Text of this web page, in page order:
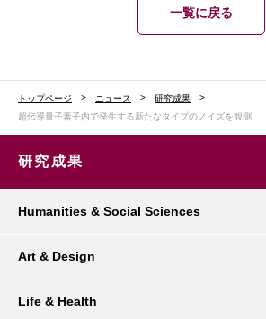
一覧に戻る
トップページ ニュース
研究成果
超伝導量子素子内で発生する新たなタイプのノイズを観測
研究成果
Humanities & Social Sciences
Art & Design
Life & Health